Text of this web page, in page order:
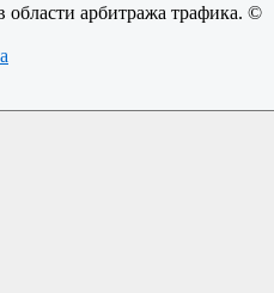
области арбитража трафика. ©